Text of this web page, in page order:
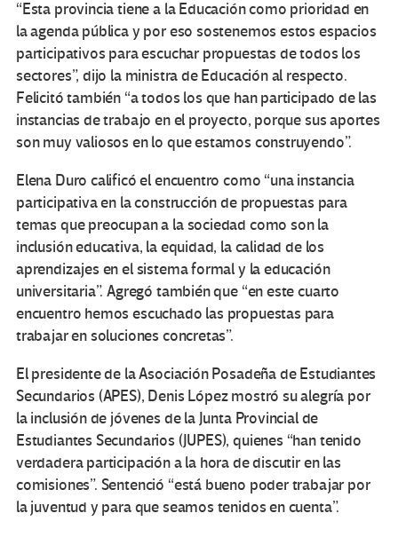
“Esta provincia tiene a la Educación como prioridad en
la agenda pública y por eso sostenemos estos espacios
participativos para escuchar propuestas de todos los
sectores”, dijo la ministra de Educación al respecto.
Felicitó también “a todos los que han participado de las
instancias de trabajo en el proyecto, porque sus aportes
son muy valiosos en lo que estamos construyendo”.
Elena Duro calificó el encuentro como “una instancia
participativa en la construcción de propuestas para
temas que preocupan a la sociedad como son la
inclusión educativa, la equidad, la calidad de los
aprendizajes en el sistema formal y la educación
universitaria”. Agregó también que “en este cuarto
encuentro hemos escuchado las propuestas para
trabajar en soluciones concretas”.
El presidente de la Asociación Posadeña de Estudiantes
Secundarios (APES), Denis López mostró su alegría por
la inclusión de jóvenes de la Junta Provincial de
Estudiantes Secundarios (JUPES), quienes “han tenido
verdadera participación a la hora de discutir en las
comisiones”. Sentenció “está bueno poder trabajar por
la juventud y para que seamos tenidos en cuenta”.